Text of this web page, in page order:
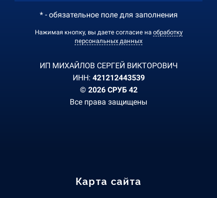
* - обязательное поле для заполнения
Нажимая кнопку, вы даете согласие на обработку
персональных данных
ИП МИХАЙЛОВ СЕРГЕЙ ВИКТОРОВИЧ
ИНН: 421212443539
© 2026 СРУБ 42
Все права защищены
Карта сайта